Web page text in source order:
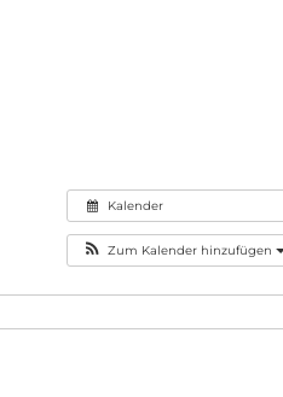
Kalender
Zum Kalender hinzufügen